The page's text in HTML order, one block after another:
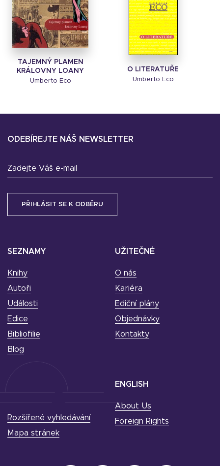
TAJEMNÝ PLAMEN
KRÁLOVNY LOANY
Umberto Eco
O LITERATUŘE
Umberto Eco
SEZNAMY
Knihy
Autoři
Události
Edice
Bibliofilie
Blog
UŽITEČNÉ
O nás
Kariéra
Ediční plány
Objednávky
Kontakty
ODEBÍREJTE NÁŠ NEWSLETTER
Zadejte Váš e-mail
ENGLISH
About Us
Foreign Rights
Rozšířené vyhledávání
Mapa stránek